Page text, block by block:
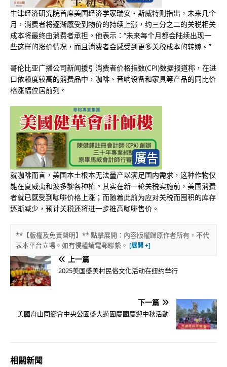
牛津经济研究院首席美国经济学家瑞安・斯威特则指出，未来几个
月，消费者将逐渐感受到物价的持续上涨，约三分之二的关税相关
成本将最终由消费者承担。他表示：“未来每个月都会陆续出现一
些这样的涨价情况，而且消费者会感受到更多关税成本的转嫁。”
哥伦比亚广播公司新闻援引消费者价格指数(CPI)数据报道称，在进
口依赖度较高的消费品中，咖啡、音响设备和家具等产品的同比价
格涨幅位居前列。
就咖啡而言，美国本土根本无法量产以满足国内需求，这种作物仅
能在夏威夷和波多黎各种植。其实在新一轮关税实施前，美国消费
者就已感受到咖啡价格上涨；而随着此前为应对关税而囤积的库存
逐渐减少，预计关税还将进一步推高咖啡售价。
**【版權及免責聲明】** 點擊展開：內容版權歸原作者所有，不代
表本平台立場。如有侵權請電郵聯繫。
上一篇
2025美国盛美村民俗文化活动在纽约举行
下一篇
美國舟山同鄉會中央公園盛大遊園慶國慶迎中秋活動
相關新聞